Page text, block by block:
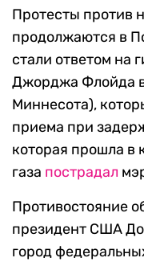
Протесты против
продолжаются в
стали ответом на
Джорджа Флойда
Миннесота),
приема при
которая прошла в
газа пострадал
Противостояние
президент США
город